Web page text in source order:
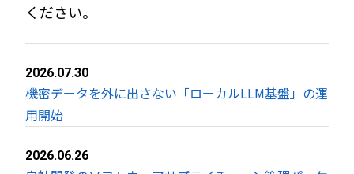
ください。
2026.07.30
機密データを外に出さない「ローカルLLM基盤」の運
用開始
2026.06.26